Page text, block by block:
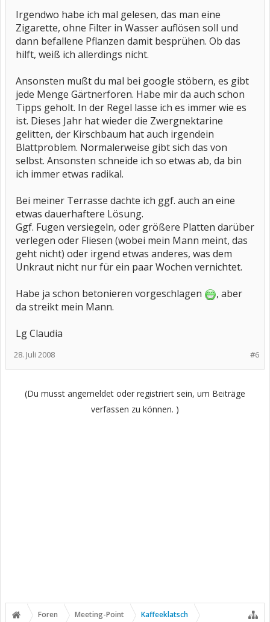
Irgendwo habe ich mal gelesen, das man eine
Zigarette, ohne Filter in Wasser auflösen soll und
dann befallene Pflanzen damit besprühen. Ob das
hilft, weiß ich allerdings nicht.
Ansonsten mußt du mal bei google stöbern, es gibt
jede Menge Gärtnerforen. Habe mir da auch schon
Tipps geholt. In der Regel lasse ich es immer wie es
ist. Dieses Jahr hat wieder die Zwergnektarine
gelitten, der Kirschbaum hat auch irgendein
Blattproblem. Normalerweise gibt sich das von
selbst. Ansonsten schneide ich so etwas ab, da bin
ich immer etwas radikal.
Bei meiner Terrasse dachte ich ggf. auch an eine
etwas dauerhaftere Lösung.
Ggf. Fugen versiegeln, oder größere Platten darüber
verlegen oder Fliesen (wobei mein Mann meint, das
geht nicht) oder irgend etwas anderes, was dem
Unkraut nicht nur für ein paar Wochen vernichtet.
Habe ja schon betonieren vorgeschlagen
, aber
da streikt mein Mann.
Lg Claudia
#6
28. Juli 2008
(Du musst angemeldet oder registriert sein, um Beiträge
verfassen zu können. )
Foren Meeting-Point Kaffeeklatsch